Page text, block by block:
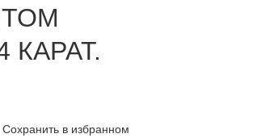
КАРАТ.
Сохранить в избранном